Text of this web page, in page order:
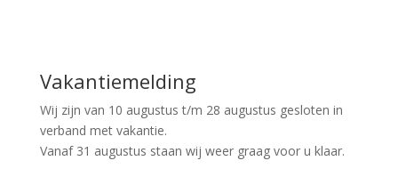
Vakantiemelding
Wij zijn van 10 augustus t/m 28 augustus gesloten in
verband met vakantie.
Vanaf 31 augustus staan wij weer graag voor u klaar.